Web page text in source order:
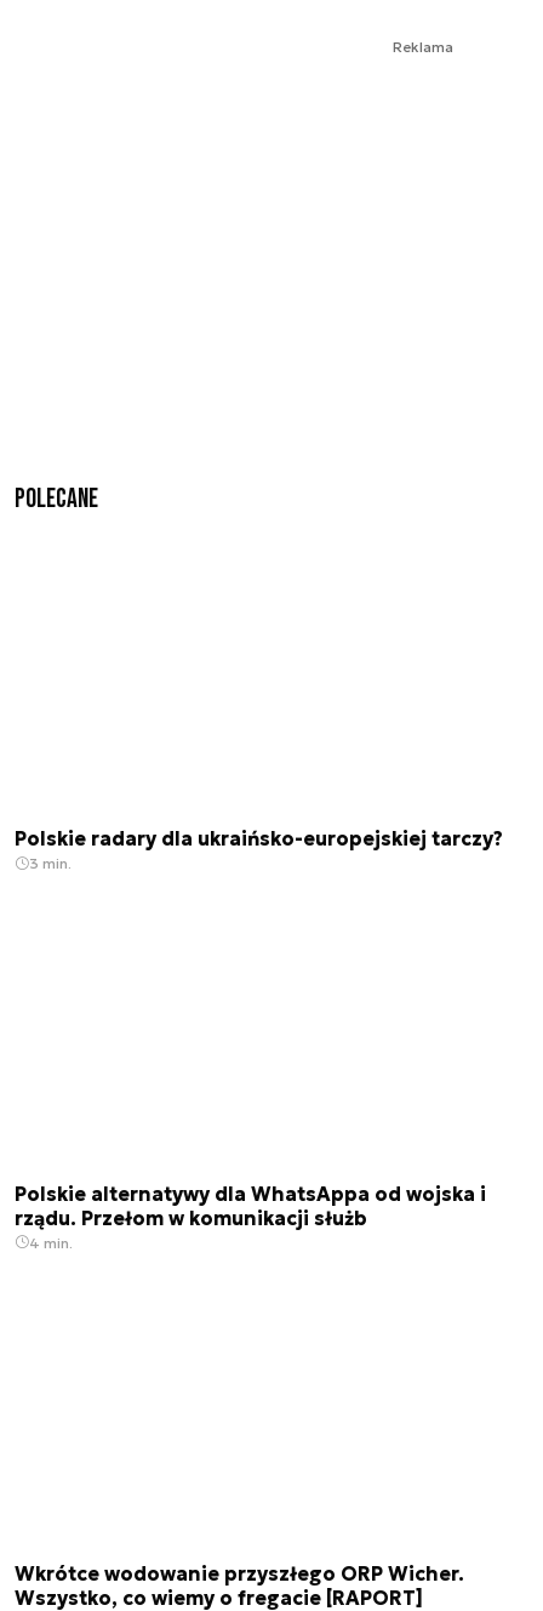
Reklama
Polecane
Polskie radary dla ukraińsko-europejskiej tarczy?
3 min.
Polskie alternatywy dla WhatsAppa od wojska i
rządu. Przełom w komunikacji służb
4 min.
Wkrótce wodowanie przyszłego ORP Wicher.
Wszystko, co wiemy o fregacie [RAPORT]